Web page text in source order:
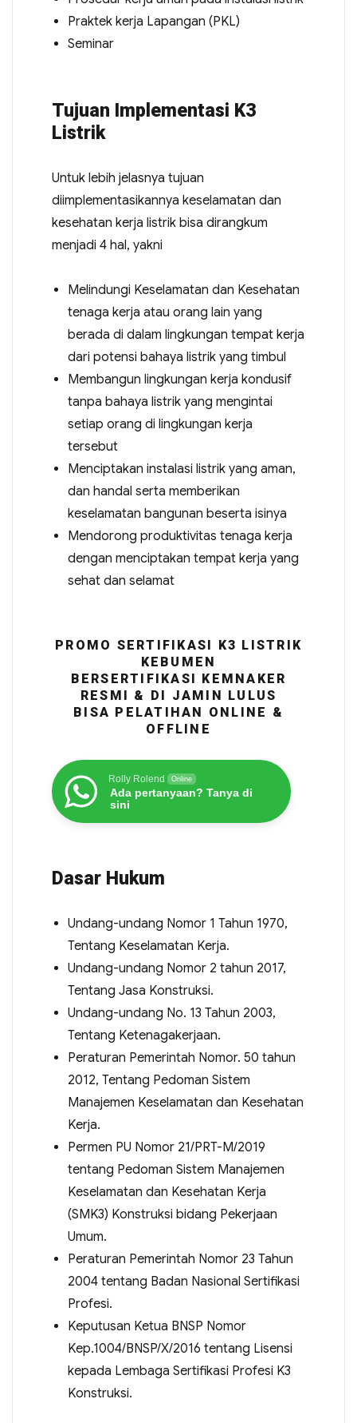
Praktek kerja Lapangan (PKL)
Seminar
Tujuan Implementasi K3
Listrik
Untuk lebih jelasnya tujuan
diimplementasikannya keselamatan dan
kesehatan kerja listrik bisa dirangkum
menjadi 4 hal, yakni
Melindungi Keselamatan dan Kesehatan
tenaga kerja atau orang lain yang
berada di dalam lingkungan tempat kerja
dari potensi bahaya listrik yang timbul
Membangun lingkungan kerja kondusif
tanpa bahaya listrik yang mengintai
setiap orang di lingkungan kerja
tersebut
Menciptakan instalasi listrik yang aman,
dan handal serta memberikan
keselamatan bangunan beserta isinya
Mendorong produktivitas tenaga kerja
dengan menciptakan tempat kerja yang
sehat dan selamat
PROMO SERTIFIKASI K3 LISTRIK
KEBUMEN
BERSERTIFIKASI KEMNAKER
RESMI & DI JAMIN LULUS
BISA PELATIHAN ONLINE &
OFFLINE
Rolly Rolend Online
Ada pertanyaan? Tanya di
sini
Dasar Hukum
Undang-undang Nomor 1 Tahun 1970,
Tentang Keselamatan Kerja.
Undang-undang Nomor 2 tahun 2017,
Tentang Jasa Konstruksi.
Undang-undang No. 13 Tahun 2003,
Tentang Ketenagakerjaan.
Peraturan Pemerintah Nomor. 50 tahun
2012, Tentang Pedoman Sistem
Manajemen Keselamatan dan Kesehatan
Kerja.
Permen PU Nomor 21/PRT-M/2019
tentang Pedoman Sistem Manajemen
Keselamatan dan Kesehatan Kerja
(SMK3) Konstruksi bidang Pekerjaan
Umum.
Peraturan Pemerintah Nomor 23 Tahun
2004 tentang Badan Nasional Sertifikasi
Profesi.
Keputusan Ketua BNSP Nomor
Kep.1004/BNSP/X/2016 tentang Lisensi
kepada Lembaga Sertifikasi Profesi K3
Konstruksi.